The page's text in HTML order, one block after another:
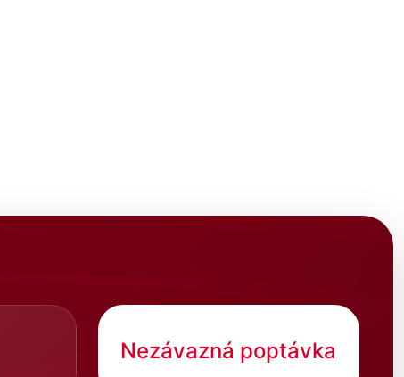
Nezávazná poptávka